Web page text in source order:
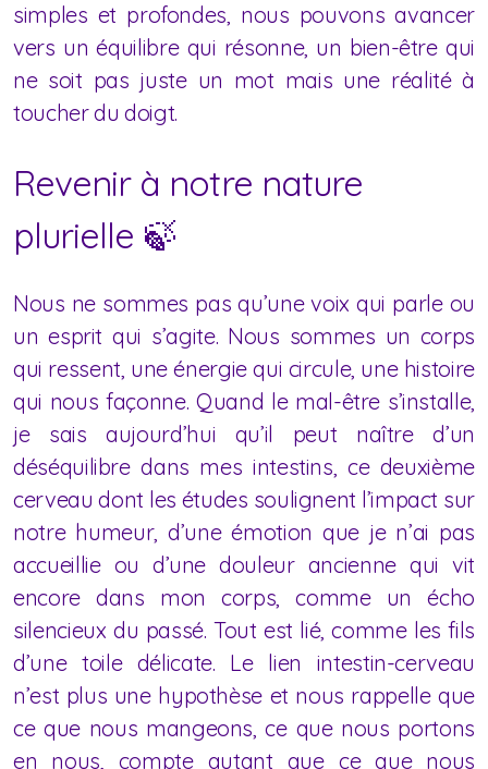
simples et profondes, nous pouvons avancer
vers un équilibre qui résonne, un bien-être qui
ne soit pas juste un mot mais une réalité à
toucher du doigt.
Revenir à notre nature
plurielle 🍃
Nous ne sommes pas qu’une voix qui parle ou
un esprit qui s’agite. Nous sommes un corps
qui ressent, une énergie qui circule, une histoire
qui nous façonne. Quand le mal-être s’installe,
je sais aujourd’hui qu’il peut naître d’un
déséquilibre dans mes intestins, ce deuxième
cerveau dont les études soulignent l’impact sur
notre humeur, d’une émotion que je n’ai pas
accueillie ou d’une douleur ancienne qui vit
encore dans mon corps, comme un écho
silencieux du passé. Tout est lié, comme les fils
d’une toile délicate. Le lien intestin-cerveau
n’est plus une hypothèse et nous rappelle que
ce que nous mangeons, ce que nous portons
en nous, compte autant que ce que nous